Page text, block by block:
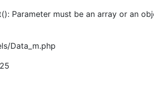
Parameter must be an array or an
Data_m.php